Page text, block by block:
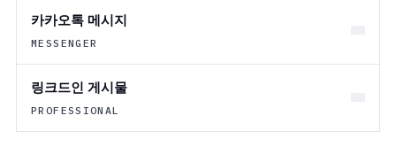
카카오톡 메시지
MESSENGER
링크드인 게시물
PROFESSIONAL